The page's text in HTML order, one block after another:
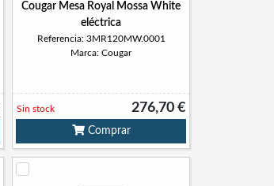
Cougar Mesa Royal Mossa White
eléctrica
Referencia: 3MR120MW.0001
Marca: Cougar
276,70 €
Sin stock
Comprar